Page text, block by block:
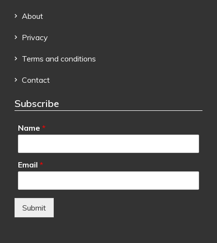
About
Privacy
Terms and conditions
Contact
Subscribe
Name *
Email *
Submit